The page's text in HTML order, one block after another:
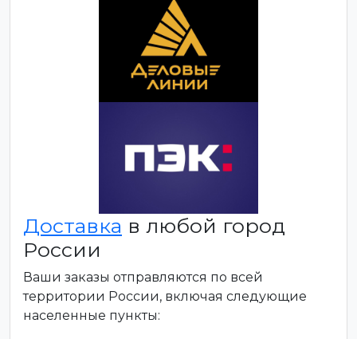
Доставка в любой город
России
Ваши заказы отправляются по всей
территории России, включая следующие
населенные пункты: